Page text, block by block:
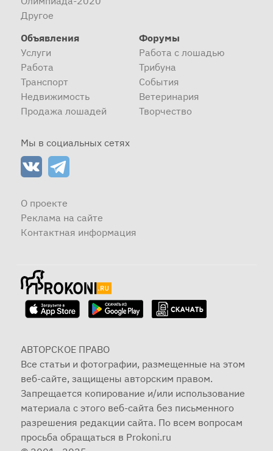
Другое
Объявления
Услуги
Работа
Транспорт
Недвижимость
Продажа лошадей
Форумы
Работа с лошадью
Трибуна
События
Ветеринария
Творчество
Мы в социальных сетях
О проекте
Реклама на сайте
Контактная информация
АВТОРСКОЕ ПРАВО
Все статьи и фотографии, размещенные на этом
веб-сайте, защищены авторским правом.
Запрещается копирование и/или использование
материала с этого веб-сайта без письменного
разрешения редакции сайта. По всем вопросам
просьба обращаться в Prokoni.ru